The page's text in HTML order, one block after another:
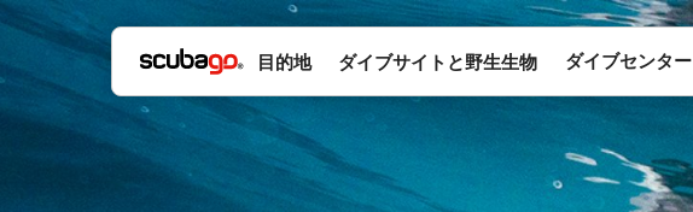
目的地 ダイブサイトと野生生物 ダイブセンター